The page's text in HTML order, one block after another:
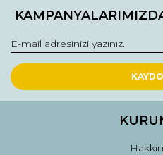
Görüş ve önerileriniz için
Ürün resmi kalitesiz, bozuk
Ürün açıklamasında eksik
Ürün fiyatı diğer sitelerden